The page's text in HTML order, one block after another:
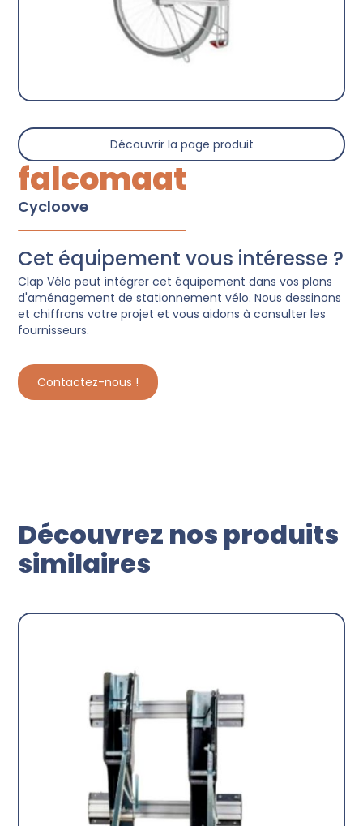
Découvrir la page produit
falcomaat
Cycloove
Cet équipement vous intéresse ?
Clap Vélo peut intégrer cet équipement dans vos plans
d'aménagement de stationnement vélo. Nous dessinons
et chiffrons votre projet et vous aidons à consulter les
fournisseurs.
Contactez-nous !
Découvrez nos produits
similaires